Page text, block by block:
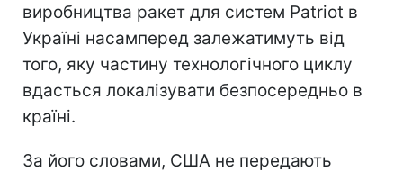
виробництва ракет для систем Patriot в
Україні насамперед залежатимуть від
того, яку частину технологічного циклу
вдасться локалізувати безпосередньо в
країні.
За його словами, США не передають